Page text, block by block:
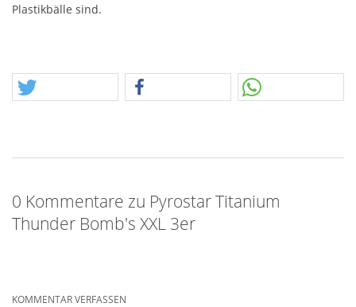
Plastikbälle sind.
0 Kommentare zu Pyrostar Titanium
Thunder Bomb's XXL 3er
KOMMENTAR VERFASSEN